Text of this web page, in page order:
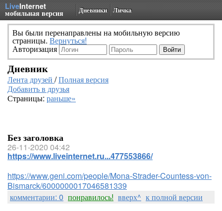
LiveInternet
мобильная версия Дневники Личка
Вы были перенаправлены на мобильную версию
страницы. Вернуться!
Авторизация
Дневник
Лента друзей /Полная версия
Добавить в друзья
Страницы: раньше»
Без заголовка
26-11-2020 04:42
https://www.liveinternet.ru...477553866/
https://www.geni.com/people/Mona-Strader-Countess-von-
Bismarck/6000000017046581339
комментарии: 0 понравилось! вверх^ к полной версии